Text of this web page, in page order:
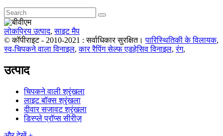
लोकप्रिय उत्पाद,साइट मैप
© कॉपीराइट - 2010-2021 : सर्वाधिकार सुरक्षित। पारिस्थितिकी के विलायक,
स्व-चिपकने वाला विनाइल,कार रैपिंग सेल्फ एडहेसिव विनाइल,रंग,
उत्पाद
चिपकने वाली श्रृंखला
लाइट बॉक्स श्रृंखला
दीवार सजावट श्रृंखला
डिस्प्ले प्रॉप्स सीरीज़